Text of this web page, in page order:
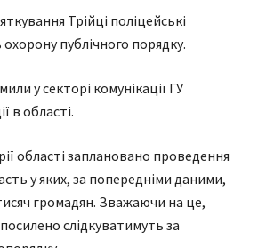
Трійці поліцейські
публічного порядку.
у секторі комунікації ГУ
в області.
області заплановано проведення
у яких, за попередніми даними,
громадян. Зважаючи на це,
слідкуватимуть за